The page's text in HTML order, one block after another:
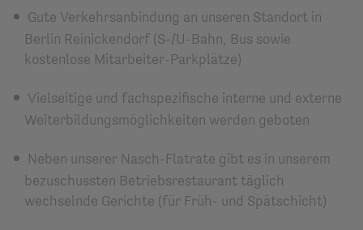
Gute Verkehrsanbindung an unseren Standort in
Berlin Reinickendorf (S-/U-Bahn, Bus sowie
kostenlose Mitarbeiter-Parkplätze)
Vielseitige und fachspezifische interne und externe
Weiterbildungsmöglichkeiten werden geboten
Neben unserer Nasch-Flatrate gibt es in unserem
bezuschussten Betriebsrestaurant täglich
wechselnde Gerichte (für Früh- und Spätschicht)